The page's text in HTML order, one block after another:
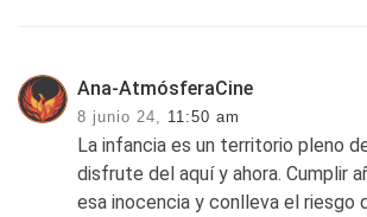
Ana-AtmósferaCine
8 junio 24, 11:50 am
La infancia es un territorio pleno
disfrute del aquí y ahora. Cumplir
esa inocencia y conlleva el riesgo